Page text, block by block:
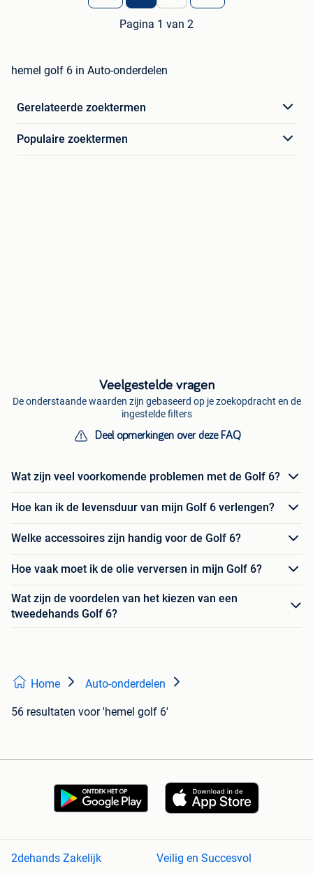
Pagina 1 van 2
hemel golf 6 in Auto-onderdelen
Gerelateerde zoektermen
Populaire zoektermen
Veelgestelde vragen
De onderstaande waarden zijn gebaseerd op je zoekopdracht en de
ingestelde filters
Deel opmerkingen over deze FAQ
Wat zijn veel voorkomende problemen met de Golf 6?
Hoe kan ik de levensduur van mijn Golf 6 verlengen?
Welke accessoires zijn handig voor de Golf 6?
Hoe vaak moet ik de olie verversen in mijn Golf 6?
Wat zijn de voordelen van het kiezen van een
tweedehands Golf 6?
Home Auto-onderdelen
56 resultaten voor 'hemel golf 6'
2dehands Zakelijk Veilig en Succesvol